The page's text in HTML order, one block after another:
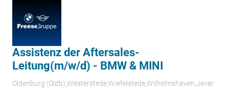
Assistenz der Aftersales-
Leitung(m/w/d) - BMW & MINI
Oldenburg (Oldb);Westerstede;Wiefelstede;Wilhelmshaven;Jever